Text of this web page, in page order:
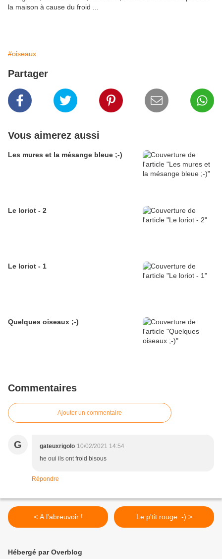
la maison à cause du froid ...
#oiseaux
Partager
Vous aimerez aussi
Les mures et la mésange bleue ;-)
Le loriot - 2
Le loriot - 1
Quelques oiseaux ;-)
Commentaires
Ajouter un commentaire
G gateuxrigolo 10/02/2021 14:54
he oui ils ont froid bisous
Répondre
< A l'abreuvoir ! Le p'tit rouge :-) >
Hébergé par Overblog